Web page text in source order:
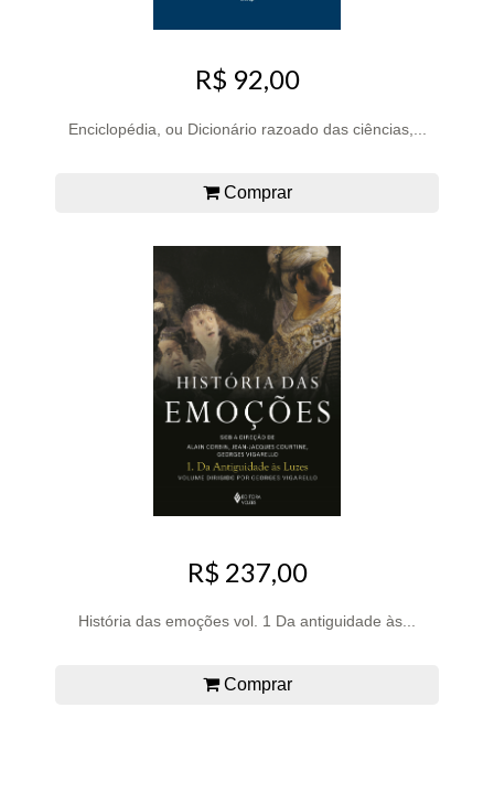
R$ 92,00
Enciclopédia, ou Dicionário razoado das ciências,...
Comprar
R$ 237,00
História das emoções vol. 1 Da antiguidade às...
Comprar